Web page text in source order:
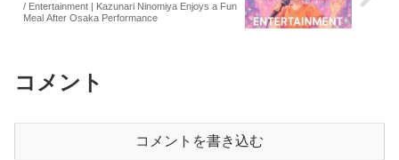
/ Entertainment | Kazunari Ninomiya Enjoys a Fun
Meal After Osaka Performance
コメント
コメントを書き込む